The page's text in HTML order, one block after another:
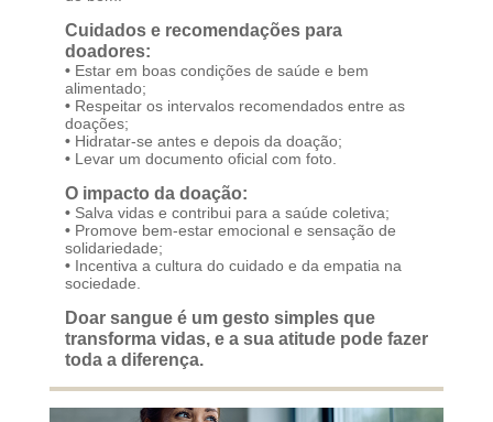
Cuidados e recomendações para
doadores:
•Estar em boas condições de saúde e bem
alimentado;
•Respeitar os intervalos recomendados entre as
doações;
•Hidratar-se antes e depois da doação;
•Levar um documento oficial com foto.
O impacto da doação:
•Salva vidas e contribui para a saúde coletiva;
•Promove bem-estar emocional e sensação de
solidariedade;
• Incentiva a cultura do cuidado e da empatia na
sociedade.
Doar sangue é um gesto simples que
transforma vidas, e a sua atitude pode fazer
toda a diferença.